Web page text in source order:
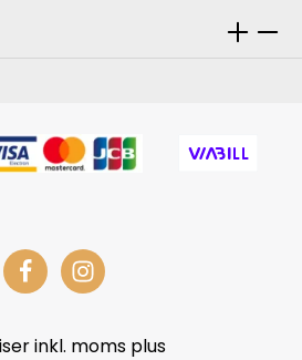
inkl. moms plus